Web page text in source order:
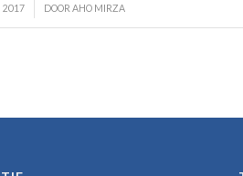
2017 DOORAHO MIRZA